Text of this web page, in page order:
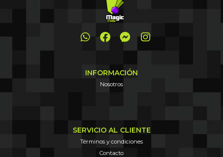
INFORMACIÓN
Nosotros
SERVICIO AL CLIENTE
Términos y condiciones
Contacto